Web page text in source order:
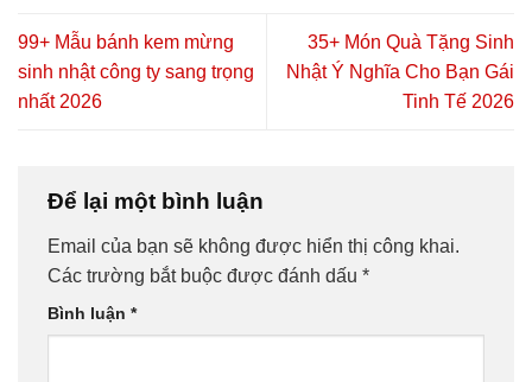
99+ Mẫu bánh kem mừng
sinh nhật công ty sang trọng
nhất 2026
35+ Món Quà Tặng Sinh
Nhật Ý Nghĩa Cho Bạn Gái
Tinh Tế 2026
Để lại một bình luận
Email của bạn sẽ không được hiển thị công khai.
Các trường bắt buộc được đánh dấu *
Bình luận *